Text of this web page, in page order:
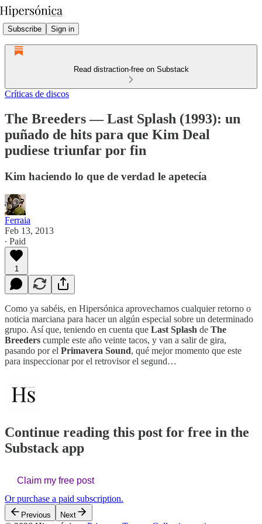
Subscribe Sign in
Read distraction-free on Substack
Críticas de discos
The Breeders — Last Splash (1993): un
puñado de hits para que Kim Deal
pudiese triunfar por fin
Kim haciendo lo que de verdad le apetecía
Ferraia
Feb 13, 2013
∙ Paid
1
Como ya sabéis, en Hipersónica aprovechamos cualquier retorno o
noticia marciana para hacer un algún especial sobre un determinado
grupo. Así que, teniendo en cuenta que Last Splash de The
Breeders cumple este año veinte tacos, y van a salir de gira,
pasando por el Primavera Sound, qué mejor momento que este
para inspeccionar por el retrovisor el segund…
Continue reading this post for free in the
Substack app
Claim my free post
Or purchase a paid subscription.
Previous Next